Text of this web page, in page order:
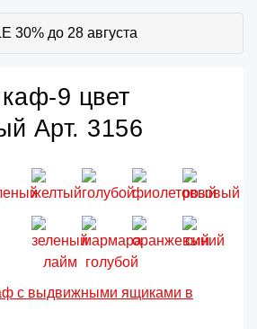
30% до 28 августа
9 цвет
Арт. 3156